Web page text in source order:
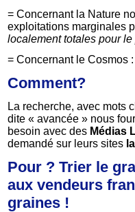
= Concernant la Nature
exploitations marginales
localement totales pour
= Concernant le Cosmos
Comment?
La recherche, avec mots
dite « avancée » nous
besoin avec des Médias
demandé sur leurs sites
Pour ? Trier le
aux vendeurs
graines !